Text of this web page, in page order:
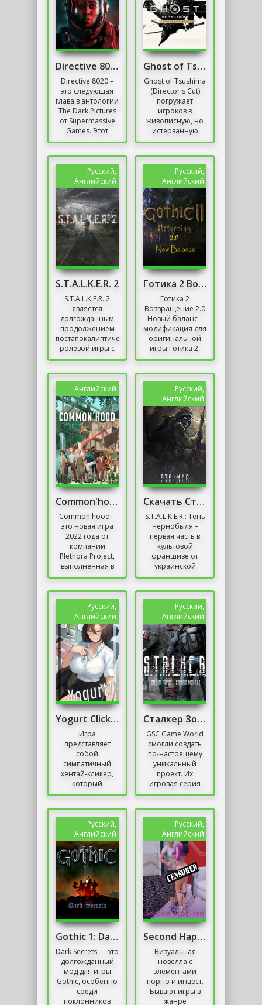
Directive 8020 Digital Deluxe Новая версия
Directive 8020 –
это следующая
глава в антологии
The Dark Pictures
от Supermassive
Games. Этот
научно-
переносит
игроков в 2249...
Ghost of Tsushima DIRECTOR'S CUT + DLC
Ghost of Tsushima
(Director's Cut)
погружает
игроков в
живописную, но
истерзанную
войной
года.
Монгольская
орда вторглась
на...
Русский,
Английский
S.T.A.L.K.E.R. 2
S.T.A.L.K.E.R. 2
является
долгожданным
продолжением
постапокалиптической
ролевой игры с
элементами
разработанным
украинской...
Русский,
Английский
Готика 2 Возвращение 2.0 Новый баланс
Готика 2
Возвращение 2.0
Новый баланс –
модификация для
оригинальной
игры Готика 2,
обновляющая
персонажа, о чем
и
свидетельствует...
Английский
Common'hood
Common'hood –
это новая игра
2022 года от
компании
Plethora Project,
выполненная в
жанре инди-
выживания.
Здесь игроки
смогут...
Русский,
Английский
Скачать Сталкер Тень Чернобыля С Оружейным Паком
S.T.A.L.K.E.R.: Тень
Чернобыля –
первая часть в
культовой
франшизе от
украинской
компании GSC
готовится
S.T.A.L.K.E.R. 2,...
Русский,
Английский
Yogurt Clicker
Игра
представляет
собой
симпатичный
хентай-кликер,
который
познакомит нас с
ярких девушек.
Разумеется, игра
рассчитана на...
Русский,
Английский
Сталкер Зов Припяти Sigerous mod 3.0
GSC Game World
смогли создать
по-настоящему
уникальный
проект. Их
игровая серия
Сталкер живёт до
создавать
модификации –
вот что...
Русский,
Английский
Gothic 1: Dark Secrets Mod/ Готика: Мрачные тайны
Dark Secrets — это
долгожданный
мод для игры
Gothic, особенно
среди
поклонников
Русский,
Английский
Second Happiness
Визуальная
новелла с
элементами
порно и инцест.
Бывают игры в
жанре